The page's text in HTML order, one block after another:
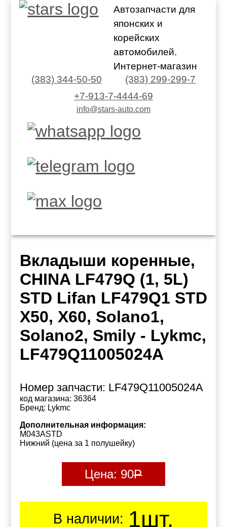
Автозапчасти для
японских и
корейских
автомобилей.
Интернет-магазин
(383) 344-50-50
(383) 299-299-7
+7-913-7-4444-69
info@stars-auto.com
Вкладыши коренные,
CHINA LF479Q (1, 5L)
STD Lifan LF479Q1 STD
X50, X60, Solano1,
Solano2, Smily - Lykmc,
LF479Q11005024A
Номер запчасти: LF479Q11005024A
код магазина: 36364
Бренд: Lykmc
Дополнительная информация:
M043ASTD
Нижний (цена за 1 полушейку)
Цена: 90Р
В наличии: 1шт.